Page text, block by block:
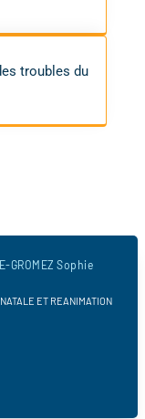
troubles du
GROMEZ Sophie
ET REANIMATION